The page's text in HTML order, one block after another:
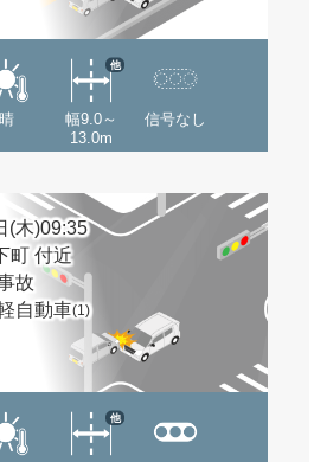
晴
幅9.0～
13.0m
他
信号なし
(木)09:35
町 付近
故
自動車(1)
他